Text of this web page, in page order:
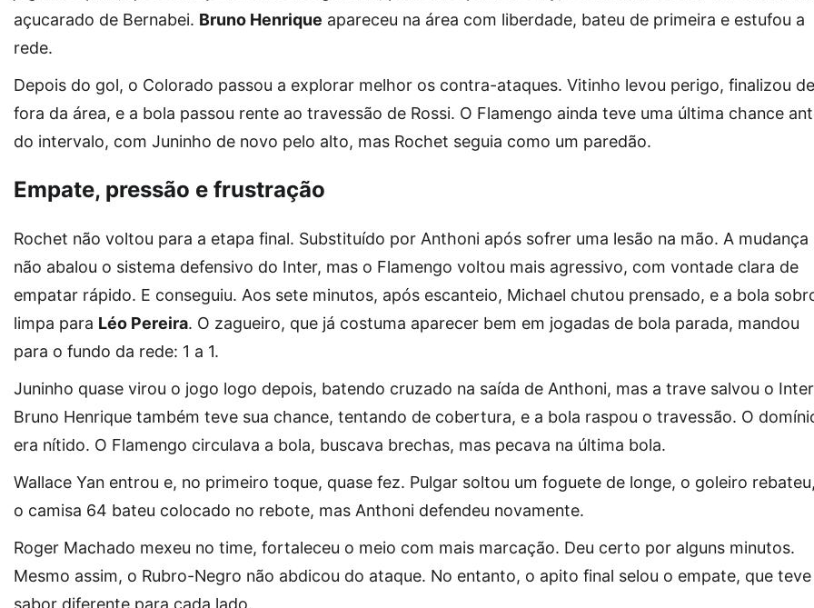
açucarado de Bernabei. Bruno Henrique apareceu na área com liberdade, bateu de primeira e estufou a
rede.
Depois do gol, o Colorado passou a explorar melhor os contra-ataques. Vitinho levou perigo, finalizou de
fora da área, e a bola passou rente ao travessão de Rossi. O Flamengo ainda teve uma última chance
do intervalo, com Juninho de novo pelo alto, mas Rochet seguia como um paredão.
Empate, pressão e frustração
Rochet não voltou para a etapa final. Substituído por Anthoni após sofrer uma lesão na mão. A mudança
não abalou o sistema defensivo do Inter, mas o Flamengo voltou mais agressivo, com vontade clara de
empatar rápido. E conseguiu. Aos sete minutos, após escanteio, Michael chutou prensado, e a bola
limpa para Léo Pereira. O zagueiro, que já costuma aparecer bem em jogadas de bola parada, mandou
para o fundo da rede: 1 a 1.
Juninho quase virou o jogo logo depois, batendo cruzado na saída de Anthoni, mas a trave salvou o
Bruno Henrique também teve sua chance, tentando de cobertura, e a bola raspou o travessão. O
era nítido. O Flamengo circulava a bola, buscava brechas, mas pecava na última bola.
Wallace Yan entrou e, no primeiro toque, quase fez. Pulgar soltou um foguete de longe, o goleiro
o camisa 64 bateu colocado no rebote, mas Anthoni defendeu novamente.
Roger Machado mexeu no time, fortaleceu o meio com mais marcação. Deu certo por alguns minutos.
Mesmo assim, o Rubro-Negro não abdicou do ataque. No entanto, o apito final selou o empate, que teve
sabor diferente para cada lado.